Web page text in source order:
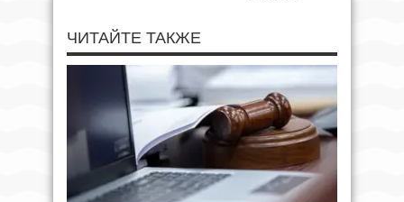
ЧИТАЙТЕ ТАКЖЕ